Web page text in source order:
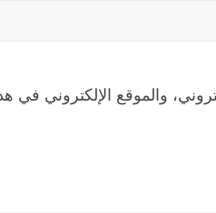
والموقع الإلكتروني في